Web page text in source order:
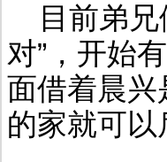
目前弟兄
对”，开始
面借着晨兴
的家就可